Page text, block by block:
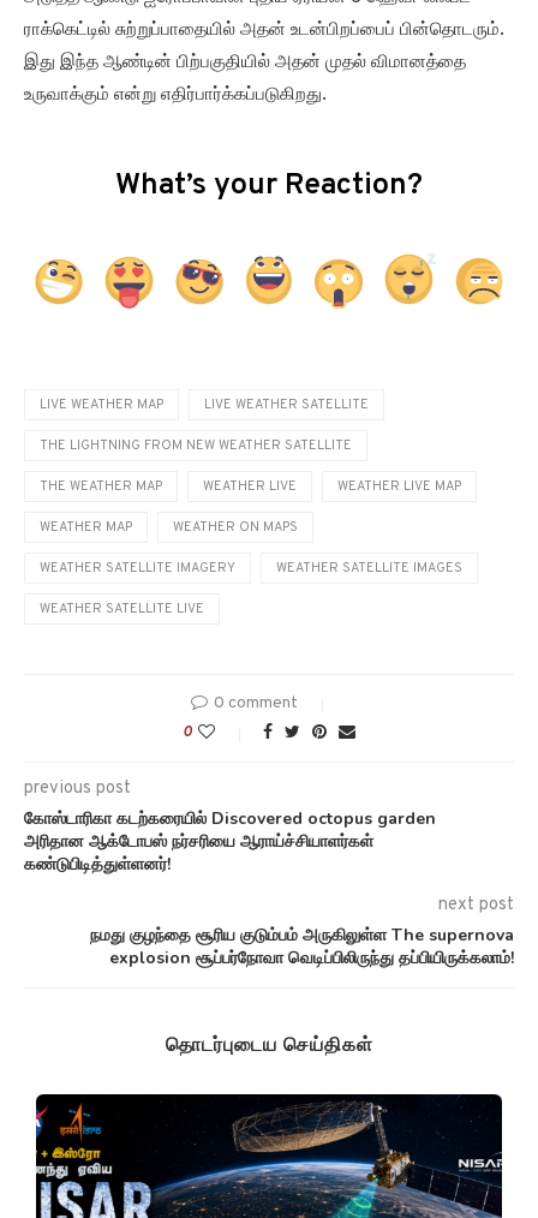
ராக்கெட்டில் சுற்றுப்பாதையில் அதன் உடன்பிறப்பைப் பின்தொடரும்.
இது இந்த ஆண்டின் பிற்பகுதியில் அதன் முதல் விமானத்தை
உருவாக்கும் என்று எதிர்பார்க்கப்படுகிறது.
What’s your Reaction?
LIVE WEATHER MAP LIVE WEATHER SATELLITE
THE LIGHTNING FROM NEW WEATHER SATELLITE
THE WEATHER MAP WEATHER LIVE WEATHER LIVE MAP
WEATHER MAP WEATHER ON MAPS
WEATHER SATELLITE IMAGERY WEATHER SATELLITE IMAGES
WEATHER SATELLITE LIVE
0 comment
0
previous post
கோஸ்டாரிகா கடற்கரையில் Discovered octopus garden
அரிதான ஆக்டோபஸ் நர்சரியை ஆராய்ச்சியாளர்கள்
கண்டுபிடித்துள்ளனர்!
next post
நமது குழந்தை சூரிய குடும்பம் அருகிலுள்ள The supernova
explosion சூப்பர்நோவா வெடிப்பிலிருந்து தப்பியிருக்கலாம்!
தொடர்புடைய செய்திகள்